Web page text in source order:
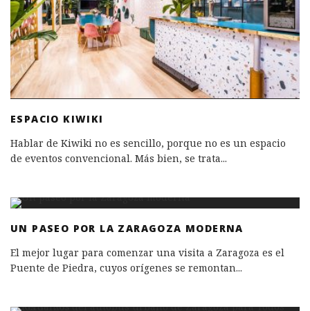
ESPACIO KIWIKI
Hablar de Kiwiki no es sencillo, porque no es un espacio
de eventos convencional. Más bien, se trata...
UN PASEO POR LA ZARAGOZA MODERNA
El mejor lugar para comenzar una visita a Zaragoza es el
Puente de Piedra, cuyos orígenes se remontan...